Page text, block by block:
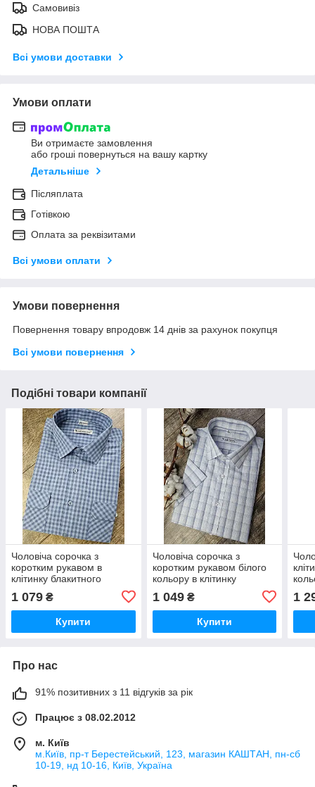
Самовивіз
НОВА ПОШТА
Всі умови доставки
Умови оплати
Ви отримаєте замовлення
або гроші повернуться на вашу картку
Детальніше
Післяплата
Готівкою
Оплата за реквізитами
Всі умови оплати
Умови повернення
Повернення товару впродовж 14 днів за рахунок покупця
Всі умови повернення
Подібні товари компанії
Чоловіча сорочка з
коротким рукавом в
клітинку блакитного
кишенями
1 079 ₴
Купити
Чоловіча сорочка з
коротким рукавом білого
кольору в клітинку
1 049₴
Купити
1
Про нас
91% позитивних з 11 відгуків за рік
Працює з 08.02.2012
м. Київ
м.Київ, пр-т Берестейський, 123, магазин КАШТАН, пн-сб
10-19, нд 10-16, Київ, Україна